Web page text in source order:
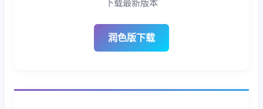
下载最新版本
润色版下载